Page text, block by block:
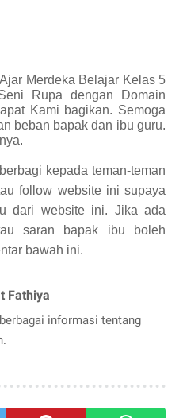
Merdeka Belajar Kelas 5
Rupa dengan Domain
Kami bagikan. Semoga
beban bapak dan ibu guru.
kepada teman-teman
follow website ini supaya
dari website ini. Jika ada
saran bapak ibu boleh
bawah ini.
Fathiya
informasi tentang